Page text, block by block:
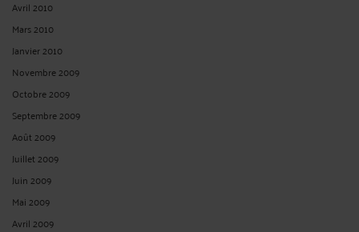
Avril 2010
Mars 2010
Janvier 2010
Novembre 2009
Octobre 2009
Septembre 2009
Août 2009
Juillet 2009
Juin 2009
Mai 2009
Avril 2009